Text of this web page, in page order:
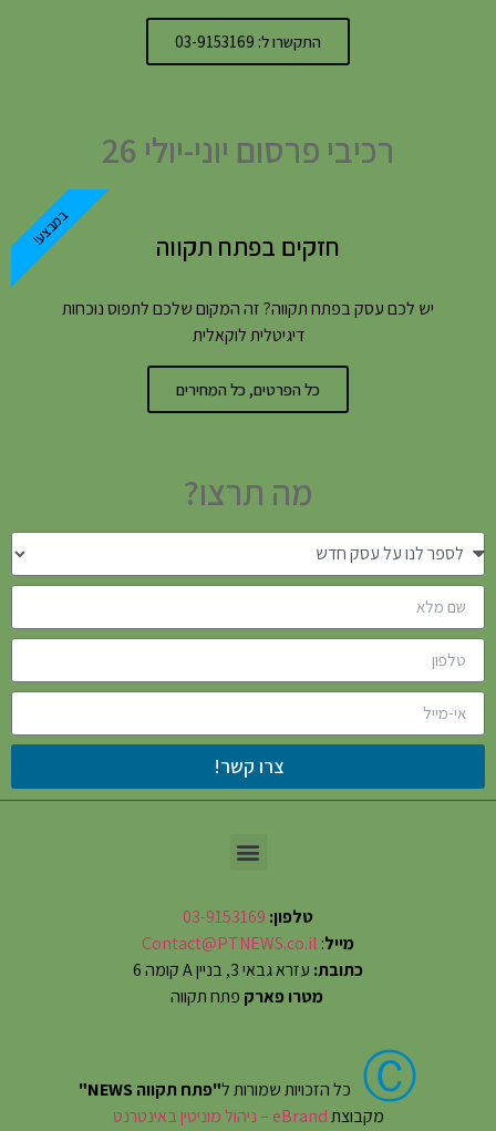
התקשרו ל: 03-9153169
רכיבי פרסום יוני-יולי 26
חזקים בפתח תקווה
יש לכם עסק בפתח תקווה? זה המקום שלכם לתפוס נוכחות
דיגיטלית לוקאלית
כל הפרטים, כל המחירים
במבצע!
מה תרצו?
צרו קשר!
טלפון: 03-9153169
מייל:
Contact@PTNEWS.co.il
כתובת: עזרא גבאי 3, בניין A קומה 6
מטרו פארק פתח תקווה
Ⓒ כל הזכויות שמורות ל"פתח תקווה NEWS"
מקבוצתeBrand – ניהול מוניטין באינטרנט